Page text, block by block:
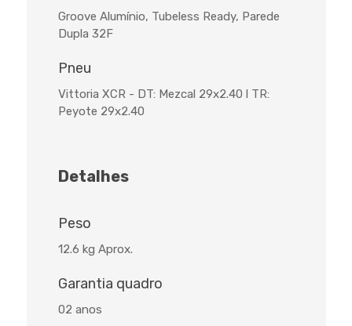
Groove Alumínio, Tubeless Ready, Parede
Dupla 32F
Pneu
Vittoria XCR - DT: Mezcal 29x2.40 l TR:
Peyote 29x2.40
Detalhes
Peso
12.6 kg Aprox.
Garantia quadro
02 anos